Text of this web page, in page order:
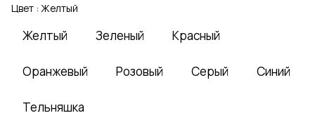
Цвет : Желтый
Желтый Зеленый Красный
Оранжевый Розовый Серый Синий
Тельняшка